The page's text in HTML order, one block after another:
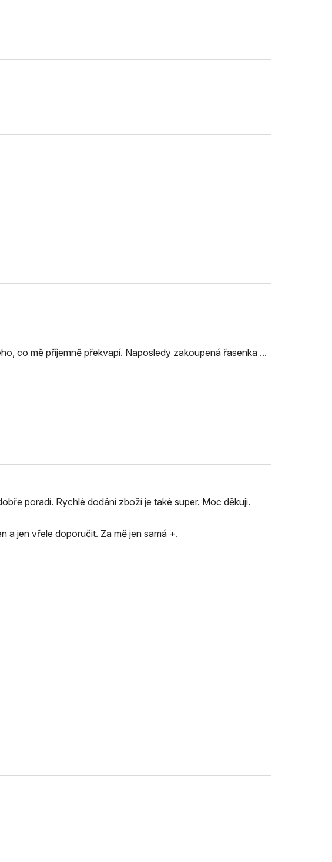
co mě příjemně překvapí. Naposledy zakoupená řasenka ...
poradí. Rychlé dodání zboží je také super. Moc děkuji.
a jen vřele doporučit. Za mě jen samá +.